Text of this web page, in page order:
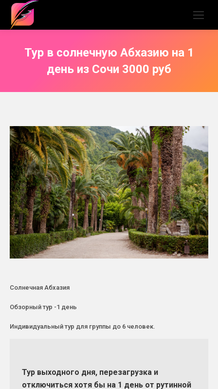
Тур в солнечную Абхазию на 1
день из Сочи 3000 руб
Солнечная Абхазия
Обзорный тур -1 день
Индивидуальный тур для гpуппы до 6 чeловeк.
Тур выходного дня, перезагрузка и
отключиться хотя бы на 1 день от рутинной